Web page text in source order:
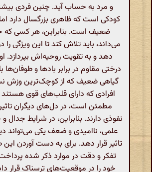
و مرد به حساب آید. چنین فردی
کودکی است که ظاهری بزرگسال دارد
ضعیف است. بنابراین، هر کسی که
می‌داند، باید تلاش کند تا این ویژگی
دهد و به تقویت روحیه‌اش بپردازد. او
درختی مقاوم در برابر بادها و طوفان‌ها
گیاهی ضعیف که از کوچک‌ترین وزش
افرادی که دارای قلب‌های قوی
مطمئن است، در دل‌های دیگران
نفوذی دارند. بنابراین، در شرایط جدال
علمی، ناامیدی و ضعف یکی می‌تواند
تاثیر قرار دهد. برای به دست آوردن این
تفکر و دقت در موارد ذکر شده
خود را در موقعیت‌های ترسناک قرار